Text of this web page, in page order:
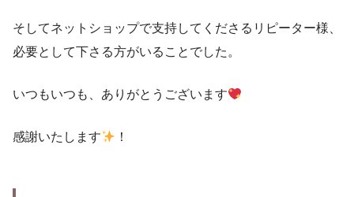
そしてネットショップで支持してくださるリピーター様、
必要として下さる方がいることでした。
いつもいつも、ありがとうございます
感謝いたします ！